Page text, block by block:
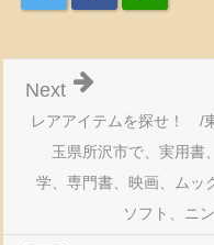
レアアイテムを探せ！ /
玉県所沢市で、実用書
学、専門書、映画、ムッ
ソフト、ニ
Next